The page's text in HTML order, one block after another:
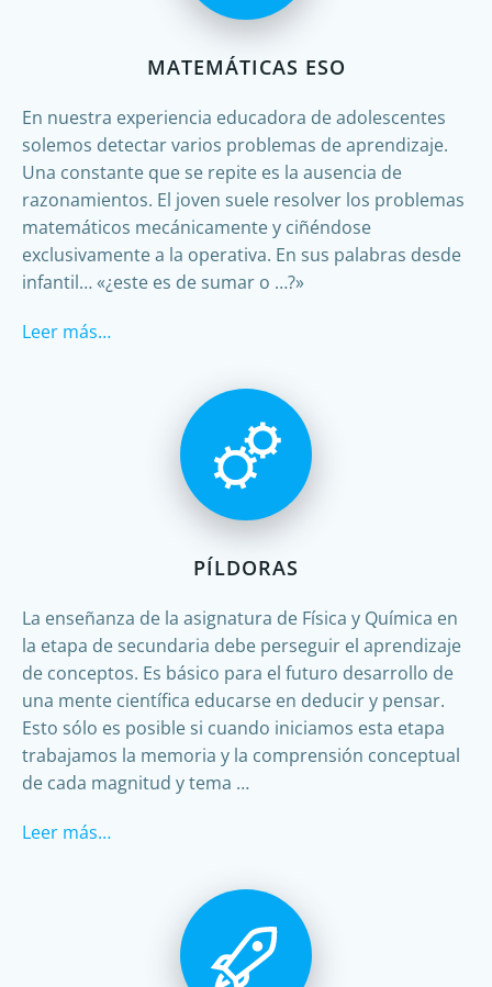
MATEMÁTICAS ESO
En nuestra experiencia educadora de adolescentes
solemos detectar varios problemas de aprendizaje.
Una constante que se repite es la ausencia de
razonamientos. El joven suele resolver los problemas
matemáticos mecánicamente y ciñéndose
exclusivamente a la operativa. En sus palabras desde
infantil… «¿este es de sumar o …?»
Leer más…
PÍLDORAS
La enseñanza de la asignatura de Física y Química en
la etapa de secundaria debe perseguir el aprendizaje
de conceptos. Es básico para el futuro desarrollo de
una mente científica educarse en deducir y pensar.
Esto sólo es posible si cuando iniciamos esta etapa
trabajamos la memoria y la comprensión conceptual
de cada magnitud y tema …
Leer más…